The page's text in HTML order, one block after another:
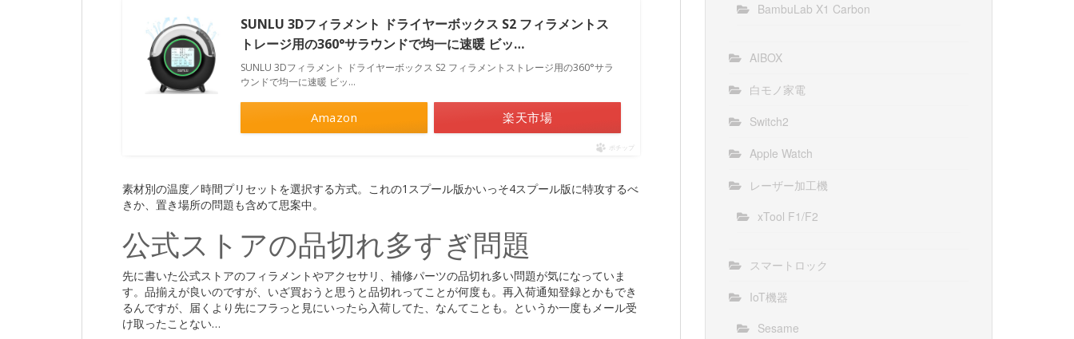
SUNLU 3Dフィラメント ドライヤーボックス S2 フィラメントス
トレージ用の360°サラウンドで均一に速暖 ビッ…
SUNLU 3Dフィラメント ドライヤーボックス S2 フィラメントストレージ用の360°サラ
ウンドで均一に速暖 ビッ…
Amazon 楽天市場
ポチップ
素材別の温度／時間プリセットを選択する方式。これの1スプール版かいっそ4スプール版に特攻するべ
きか、置き場所の問題も含めて思案中。
公式ストアの品切れ多すぎ問題
先に書いた公式ストアのフィラメントやアクセサリ、補修パーツの品切れ多い問題が気になっていま
す。品揃えが良いのですが、いざ買おうと思うと品切れってことが何度も。再入荷通知登録とかもでき
るんですが、届くより先にフラっと見にいったら入荷してた、なんてことも。というか一度もメール受
け取ったことない…
BambuLab X1 Carbon
AIBOX
白モノ家電
Switch2
Apple Watch
レーザー加工機
xTool F1/F2
スマートロック
IoT機器
Sesame